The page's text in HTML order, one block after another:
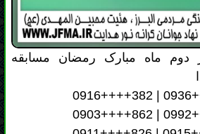
0903++++862 |
0911++++826 |
0919++++832 |
0938++++733 |
0930++++918 |
از سوی سازمان عقیدتی سیاسی
ایران، به منظور تقدیم هدایا،